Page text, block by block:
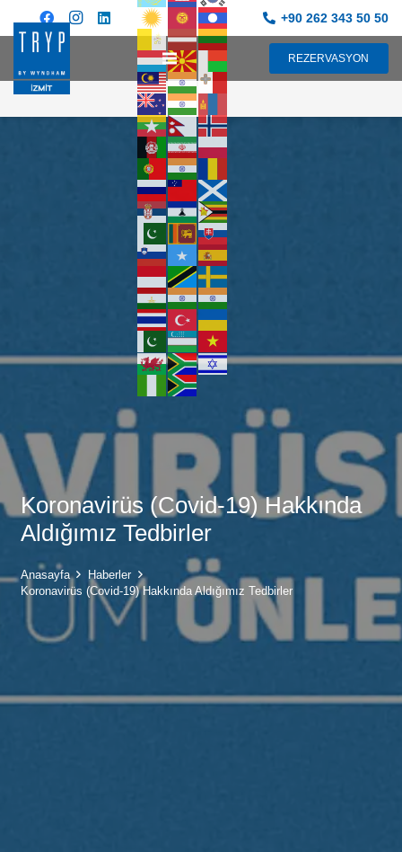
+90 262 343 50 50
REZERVASYON
Koronavirüs (Covid-19) Hakkında
Aldığımız Tedbirler
Anasayfa
Haberler
Koronavirüs (Covid-19) Hakkında Aldığımız Tedbirler